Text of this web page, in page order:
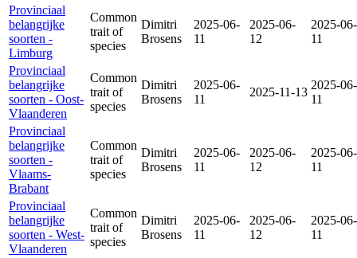
Provinciaal
belangrijke
soorten -
Limburg
Common
trait of
species
Dimitri
Brosens
2025-06-
11
2025-06-
12
2025-06-
11
Provinciaal
belangrijke
soorten - Oost-
Vlaanderen
Common
trait of
species
Dimitri
Brosens
2025-06-
11
2025-11-13
2025-06-
11
Provinciaal
belangrijke
soorten -
Vlaams-
Brabant
Common
trait of
species
Dimitri
Brosens
2025-06-
11
2025-06-
12
2025-06-
11
Provinciaal
belangrijke
soorten - West-
Vlaanderen
Common
trait of
species
Dimitri
Brosens
2025-06-
11
2025-06-
12
2025-06-
11